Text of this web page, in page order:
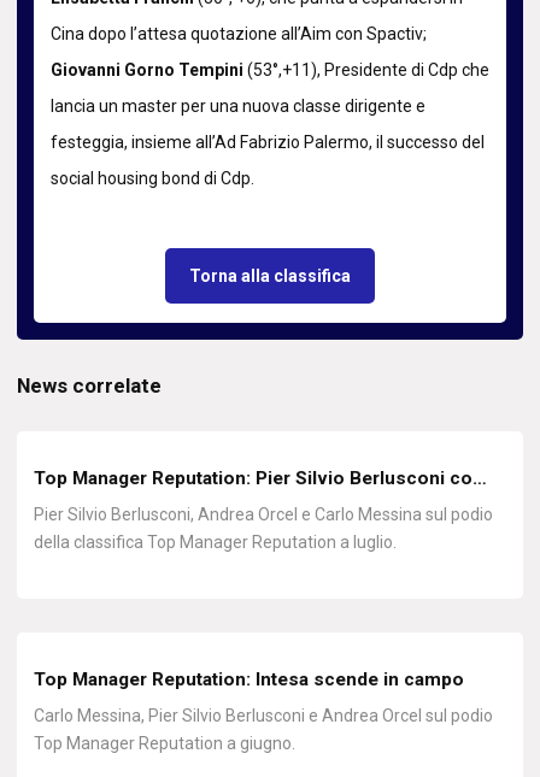
Cina dopo l’attesa quotazione all’Aim con Spactiv;
Giovanni Gorno Tempini (53°,+11), Presidente di Cdp che
lancia un master per una nuova classe dirigente e
festeggia, insieme all’Ad Fabrizio Palermo, il successo del
social housing bond di Cdp.
Torna alla classifica
News correlate
Top Manager Reputation: Pier Silvio Berlusconi co…
Pier Silvio Berlusconi, Andrea Orcel e Carlo Messina sul podio
della classifica Top Manager Reputation a luglio.
Top Manager Reputation: Intesa scende in campo
Carlo Messina, Pier Silvio Berlusconi e Andrea Orcel sul podio
Top Manager Reputation a giugno.